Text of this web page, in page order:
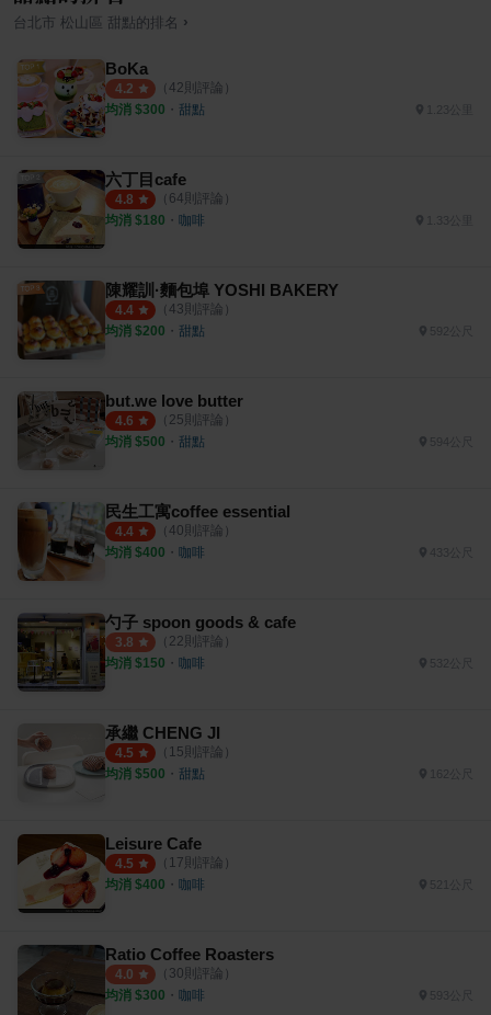
台北市 松山區 甜點的排名 ›
BoKa
4.2 （ 42則評論）
均消 $300 ・ 甜點
六丁目cafe
4.8 （ 64則評論）
均消 $180 ・ 咖啡
陳耀訓·麵包埠 YOSHI BAKERY
4.4 （ 43則評論）
均消 $200 ・ 甜點 592公尺
but.we love butter
4.6 （ 25則評論）
均消 $500 ・ 甜點 594公尺
民生工寓coffee essential
4.4 （ 40則評論）
均消 $400 ・ 咖啡 433公尺
勺子 spoon goods & cafe
3.8 （ 22則評論）
均消 $150 ・ 咖啡 532公尺
承繼 CHENG JI
4.5 （ 15則評論）
均消 $500 ・ 甜點
Leisure Cafe
4.5 （ 17則評論）
均消 $400 ・ 咖啡 521公尺
Ratio Coffee Roasters
4.0 （ 30則評論）
均消 $300 ・ 咖啡 593公尺